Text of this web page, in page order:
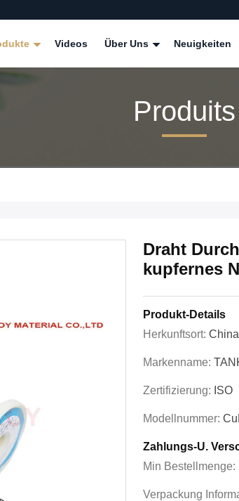
Videos Über Uns Neuigkeiten
Produits
Draht
kupfernes
Produkt-Details
Herkunftsort: China
Markenname:
Zertifizierung: ISO
Modellnummer:
Zahlungs-U.
Min Bestellmenge:
Verpackung